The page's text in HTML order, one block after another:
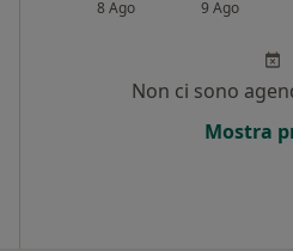
8 Ago 9 Ago
Non ci sono
Mostra